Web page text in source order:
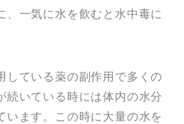
、一気に水を飲むと水中毒に
している薬の副作用で多くの
続いている時には体内の水分
います。この時に大量の水を